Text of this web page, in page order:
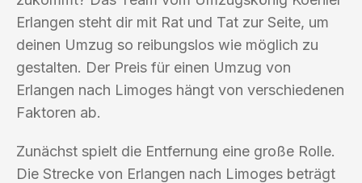
Erlangen steht dir mit Rat und Tat zur Seite, um
deinen Umzug so reibungslos wie möglich zu
gestalten. Der Preis für einen Umzug von
Erlangen nach Limoges hängt von verschiedenen
Faktoren ab.
Zunächst spielt die Entfernung eine große Rolle.
Die Strecke von Erlangen nach Limoges beträgt